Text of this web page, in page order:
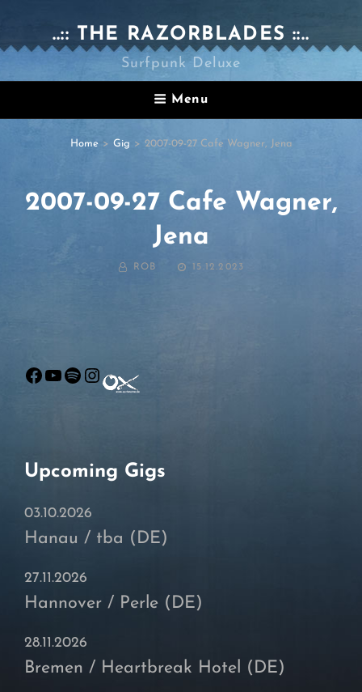
..:: THE RAZORBLADES ::..
Surfpunk Deluxe
Menu
Home > Gig > 2007-09-27 Cafe Wagner, Jena
2007-09-27 Cafe Wagner,
Jena
BY ROB
POSTED
15.12.2023
Facebook
YouTube
Spotify
Instagram
Upcoming Gigs
03.10.2026
Hanau / tba (DE)
27.11.2026
Hannover / Perle (DE)
28.11.2026
Bremen / Heartbreak Hotel (DE)